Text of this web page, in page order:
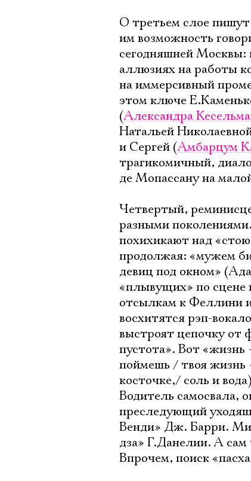
О третьем слое
им возможность
сегодняшней Москвы:
аллюзиях на работы
на иммерсивный
этом ключе
(Александра
Натальей
и Сергей (Амбарцум
трагикомичный,
де Мопассану на
Четвертый,
разными
похихикают над
продолжая: «мужем
девиц под окном»
«плывущих» по сцене
отсылкам к Феллини
восхитятся рэп-
выстроят цепочку от
пустота». Вот
поймешь / твоя жизнь
косточке,/ соль и
Водитель самосвала,
преследующий
Венди» Дж. Барри.
дза» Г.Данелии. А сам
Впрочем, поиск